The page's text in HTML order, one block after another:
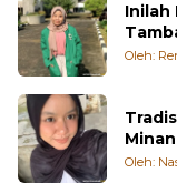
Inilah
Oleh:
Oleh: